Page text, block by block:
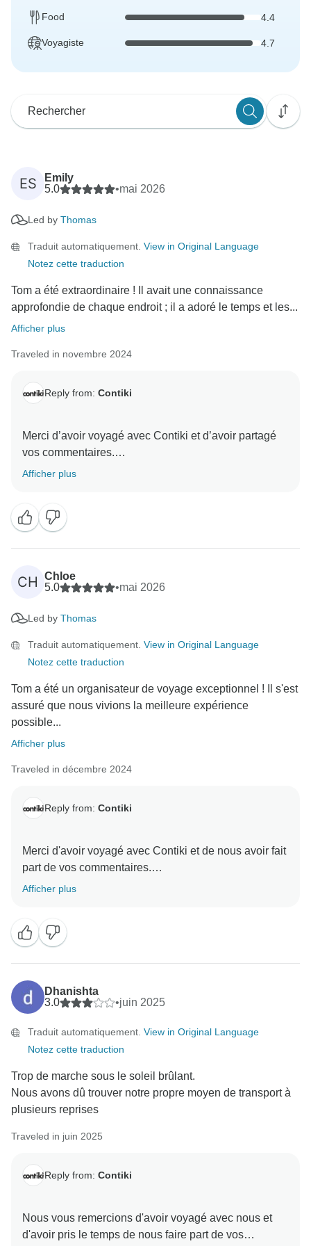
Food 4.4
Voyagiste 4.7
ES
Emily
5.0
•mai 2026
Led by Thomas
Traduit automatiquement. View in Original Language
Notez cette traduction
Tom a été extraordinaire ! Il avait une connaissance
approfondie de chaque endroit ; il a adoré le temps et les...
Afficher plus
Traveled in novembre 2024
Reply from: Contiki
Merci d’avoir voyagé avec Contiki et d’avoir partagé
vos commentaires.
aussi enrichissante et bien organisée tout au long de
votre voyage. Nous sommes heureux de savoir que la
planification minutieuse, les présentations et les
recommandations vous ont permis de mieux
comprendre et d’apprécier chaque destination, et que
expérience encore plus agréable.
Merci encore pour vos aimables commentaires. Nous
espérons vous accueillir à nouveau lors d'une autre
Afficher plus
CH
Chloe
5.0
•mai 2026
Led by Thomas
Traduit automatiquement. View in Original Language
Notez cette traduction
Tom a été un organisateur de voyage exceptionnel ! Il s'est
assuré que nous vivions la meilleure expérience
possible...
Afficher plus
Traveled in décembre 2024
Reply from: Contiki
Merci d'avoir voyagé avec Contiki et de nous avoir fait
part de vos commentaires.
attentionné tout au long de votre voyage et vous a
aidé à profiter pleinement de chaque ville. Nous
sommes heureux de savoir que ses connaissances et
son organisation ont contribué à rendre cette
expérience mémorable et agréable pour l'ensemble
du groupe.
Merci encore pour vos aimables commentaires. Nous
Afficher plus
Dhanishta
3.0
•juin 2025
Traduit automatiquement. View in Original Language
Notez cette traduction
Trop de marche sous le soleil brûlant.
Nous avons dû trouver notre propre moyen de transport à
plusieurs reprises
Traveled in juin 2025
Reply from: Contiki
Nous vous remercions d'avoir voyagé avec nous et
d'avoir pris le temps de nous faire part de vos